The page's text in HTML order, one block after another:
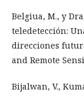
Belgiua, M., y
teledetección:
direcciones
and Remote
Bijalwan, V.,